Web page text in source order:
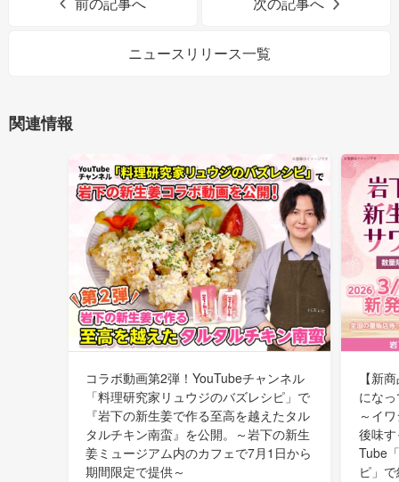
ニュースリリース一覧
関連情報
コラボ動画第2弾！YouTubeチャンネル
「料理研究家リュウジのバズレシピ」で
『岩下の新生姜で作る至高を越えたタル
タルチキン南蛮』を公開。～岩下の新生
姜ミュージアム内のカフェで7月1日から
期間限定で提供～
【新
にな
～イ
後味
Tube
ピ」